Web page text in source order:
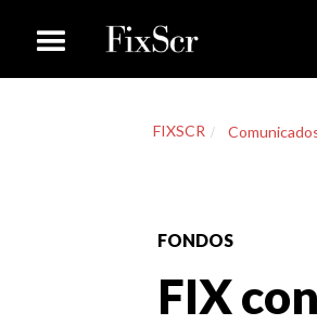
FIXSCR
FONDOS
FIX